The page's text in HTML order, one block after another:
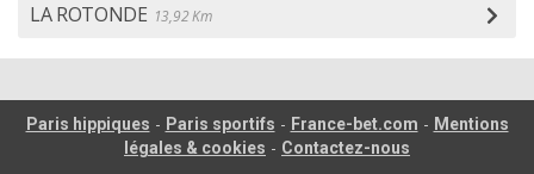
LA ROTONDE 13,92 Km
Paris hippiques - Paris sportifs - France-bet.com - Mentions
légales & cookies - Contactez-nous